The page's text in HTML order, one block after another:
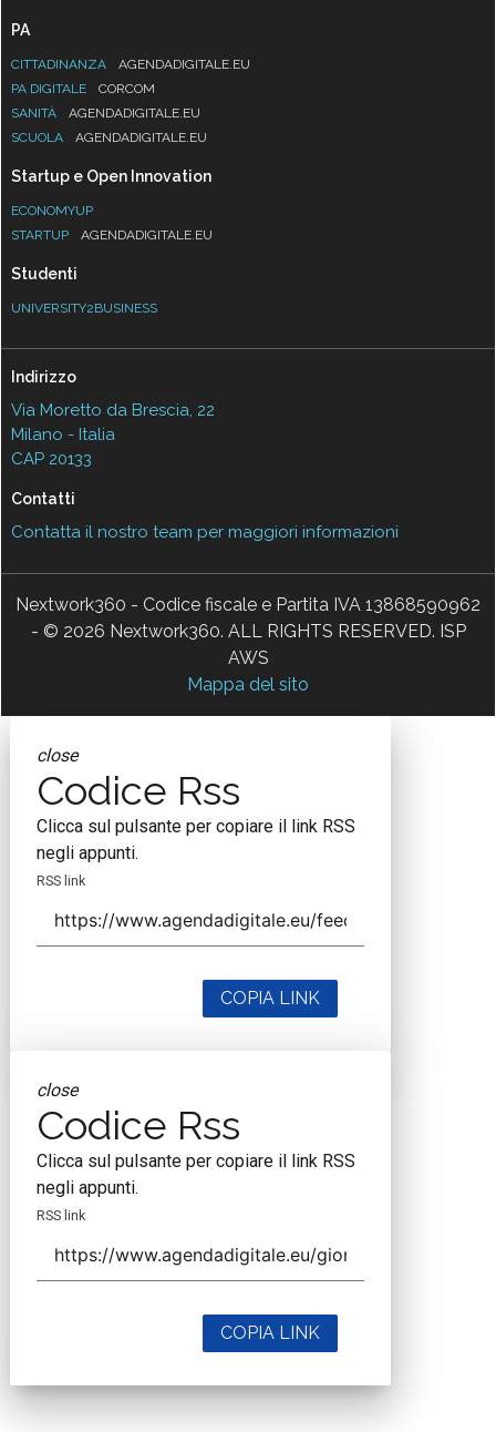
PA
CITTADINANZA
AGENDADIGITALE.EU
PA DIGITALE
CORCOM
SANITÀ
AGENDADIGITALE.EU
SCUOLA
AGENDADIGITALE.EU
Startup e Open Innovation
ECONOMYUP
STARTUP
AGENDADIGITALE.EU
Studenti
UNIVERSITY2BUSINESS
Indirizzo
Via Moretto da Brescia, 22
Milano - Italia
CAP 20133
Contatti
Contatta il nostro team per maggiori informazioni
Nextwork360 - Codice fiscale e Partita IVA 13868590962
- © 2026 Nextwork360. ALL RIGHTS RESERVED. ISP
AWS
Mappa del sito
close
Codice Rss
Clicca sul pulsante per copiare il link RSS
negli appunti.
RSS link
COPIA LINK
close
Codice Rss
Clicca sul pulsante per copiare il link RSS
negli appunti.
RSS link
COPIA LINK